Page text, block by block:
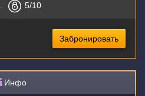
5/10
Забронировать
Инфо